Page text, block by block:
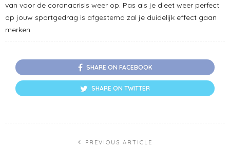
van voor de coronacrisis weer op. Pas als je dieet weer perfect
op jouw sportgedrag is afgestemd zal je duidelijk effect gaan
merken.
SHARE ON FACEBOOK
SHARE ON TWITTER
PREVIOUS ARTICLE